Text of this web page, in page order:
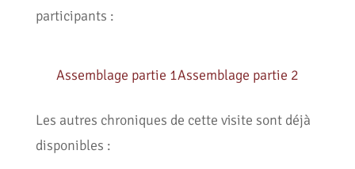
participants :
Assemblage partie 1Assemblage partie 2
Les autres chroniques de cette visite sont déjà
disponibles :